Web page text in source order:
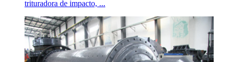
trituradora de impacto, ...